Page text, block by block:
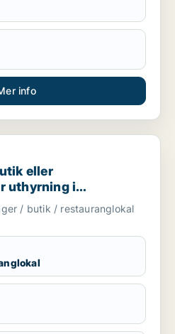
info
restauranglokal för uthyrning i
eller
uthyrning i
Kungsholmen eller
/ butik / restauranglokal